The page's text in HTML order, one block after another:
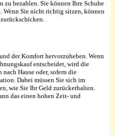
zu bezahlen. Sie können Ihre Schuhe
Wenn Sie nicht richtig sitzen, können
der Komfort hervorzuheben. Wenn
entscheidet, wird die
Hause oder, sofern die
Dabei müssen Sie sich im
wie Sie Ihr Geld zurückerhalten.
das einen hohen Zeit- und